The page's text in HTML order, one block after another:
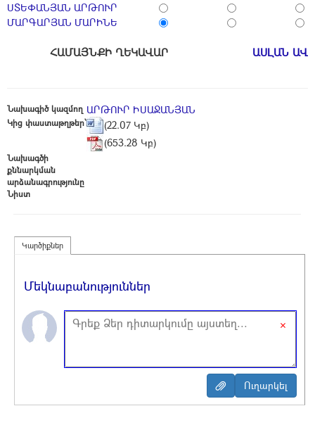
ՍՏԵՓԱՆՅԱՆ ԱՐԹՈՒՐ
ՄԱՐԳԱՐՅԱՆ ՄԱՐԻՆԵ
ՀԱՄԱՅՆՔԻ ՂԵԿԱՎԱՐ ԱՍԼԱՆ
Նախագիծ կազմող ԱՐԹՈՒՐ ԻՍԱՋԱՆՅԱՆ
Կից փաստաթղթեր՝
(22.07 Կբ)
(653.28 Կբ)
Նախագծի
քննարկման
արձանագրությունը
Նիստ
Կարծիքներ
Մեկնաբանություններ
×